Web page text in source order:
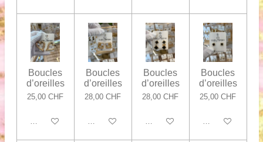
Boucles
d’oreilles
25,00 CHF
Ajouter au panier
Boucles
d’oreilles
28,00 CHF
Ajouter au panier
Boucles
d’oreilles
28,00 CHF
Ajouter au panier
Boucles
d’oreilles
25,00 CHF
Ajouter au panier